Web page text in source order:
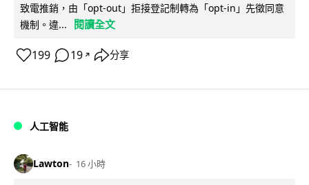
致電推銷，由「opt-out」拒接登記制轉為「opt-in」先徵同意
機制。違...
閱讀全文
199 19 ↗ 分享
人工智能
Lawton 16 小時